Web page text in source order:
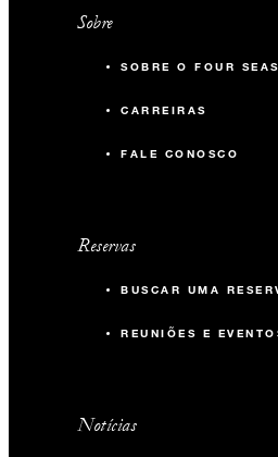
Sobre
SOBRE O FOUR
CARREIRAS
FALE CONOSCO
Reservas
BUSCAR UMA
REUNIÕES E
Notícias